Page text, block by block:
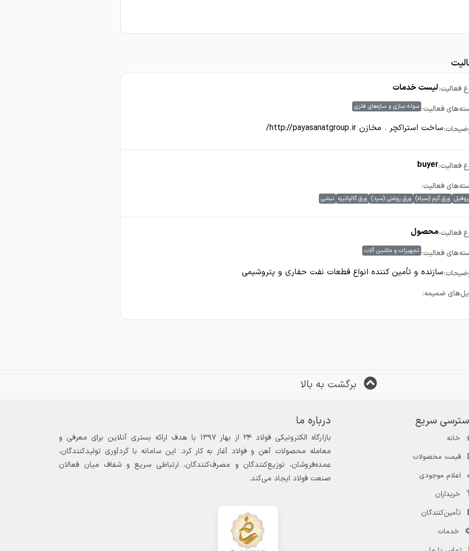
فعالیت:لیست خدمات
فعالیت: سوله سازی و سازه‌های فلزی
ساخت استراکچر . مخازن http://payasanatgroup.ir/
فعالیت:buyer
فعالیت:
ورق گرم (سیاه) ورق روغنی (سرد) ورق گالوانیزه نبشی
فعالیت:محصول
فعالیت: تجهیزات و ماشین آلات
سازنده و تأمین کننده انواع قطعات نفت حفاری و پتروشیمی
ضمیمه:
برگشت به بالا
سریع
خانه
قیمت محصولات
اعلام موجودی
خریداران
تأمین‌کنندگان
خدمات
درباره ما
بازارگاه الکترونیکی فولاد ۲۴ از بهار ۱۳۹۷ با هدف ارائه بستری آنلاین برای معرفی و
معامله محصولات آهن و فولاد آغاز به کار کرد. این سامانه با گردآوری تولیدکنندگان،
عمده‌فروشان، توزیع‌کنندگان و مصرف‌کنندگان، ارتباطی سریع و شفاف میان فعالان
صنعت فولاد ایجاد می‌کند.